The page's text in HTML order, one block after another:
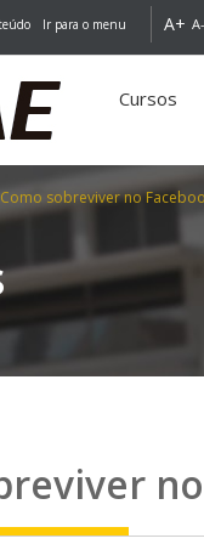
Ir para o menu A+ A-
Cursos
Como sobreviver no